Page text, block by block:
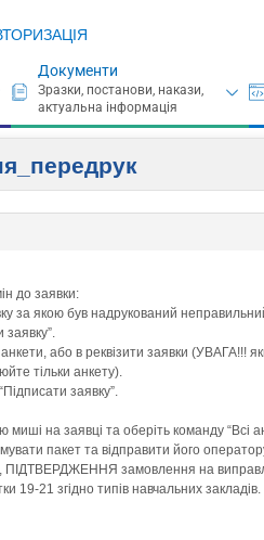
Документи
до заявки:
за якою був надрукований
анкети, або в реквізити заявки (УВАГА!!!
тільки анкету).
заявку”.
на заявці та оберіть команду “Всі
пакет та відправити його
замовлення на
19-21 згідно типів навчальних закладів.